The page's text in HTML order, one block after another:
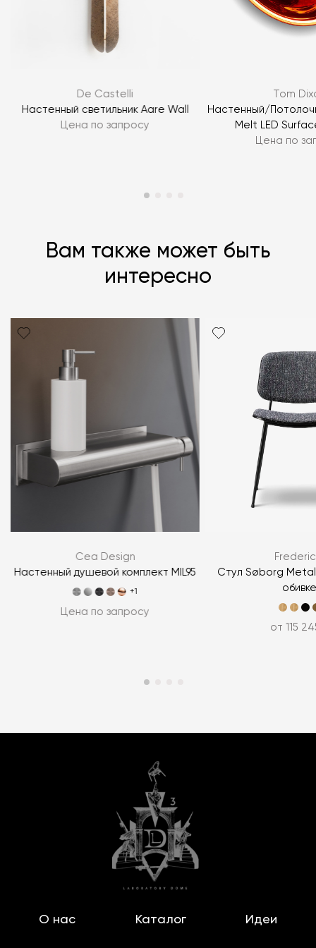
Я согласен сполитикой персональных данных
De Castelli
Настенный светильник Aare Wall
Цена по запросу
Tom
Настенный/
Melt LED
Цена по
Вам также может быть
интересно
Cea Design
Настенный душевой комплект MIL95
+1
Цена по запросу
Стул Søborg
обивке
от 115
О нас Каталог Идеи